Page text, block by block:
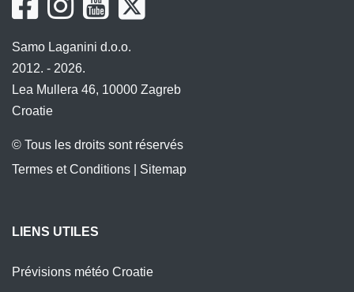
Samo Laganini d.o.o.
2012. - 2026.
Lea Mullera 46, 10000 Zagreb
Croatie
© Tous les droits sont réservés
Termes et Conditions
Sitemap
LIENS UTILES
Prévisions météo Croatie